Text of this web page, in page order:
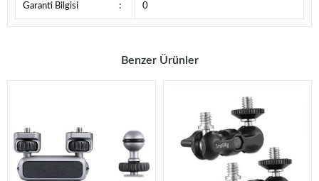
Garanti Bilgisi : 0
Benzer Ürünler